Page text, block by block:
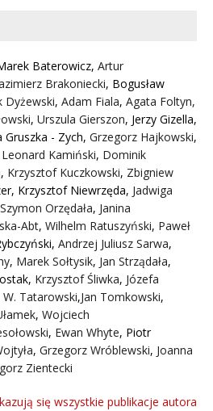
Baterowicz, Artur
Brakoniecki, Bogusław
Dyżewski, Adam Fiala, Agata Foltyn,
, Urszula Gierszon, Jerzy Gizella,
Gruszka - Zych, Grzegorz Hajkowski,
Kamiński, Dominik
, Krzysztof Kuczkowski, Zbigniew
, Krzysztof Niewrzęda, Jadwiga
Szymon Orzędała, Janina
Abt, Wilhelm Ratuszyński, Paweł
, Andrzej Juliusz Sarwa,
, Marek Sołtysik, Jan Strządała,
, Krzysztof Śliwka, Józefa
W. Tatarowski,Jan Tomkowski,
, Wojciech
, Ewan Whyte, Piotr
, Grzegorz Wróblewski, Joanna
Zientecki
się wszystkie publikacje autora